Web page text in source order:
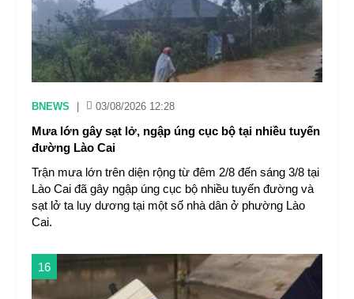
BNEWS 03/08/2026 12:28
Mưa lớn gây sạt lở, ngập úng cục bộ tại nhiều tuyến
đường Lào Cai
Trận mưa lớn trên diện rộng từ đêm 2/8 đến sáng 3/8 tại
Lào Cai đã gây ngập úng cục bộ nhiều tuyến đường và
sạt lở ta luy dương tại một số nhà dân ở phường Lào
Cai.
16